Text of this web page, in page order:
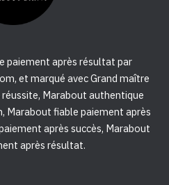
paiement après résultat par
et marqué avec Grand maître
Marabout authentique
Marabout fiable paiement après
après succès, Marabout
après résultat.